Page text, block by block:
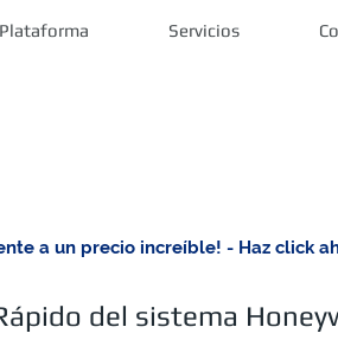
Servicios
a un precio increíble! - Haz click
del sistema